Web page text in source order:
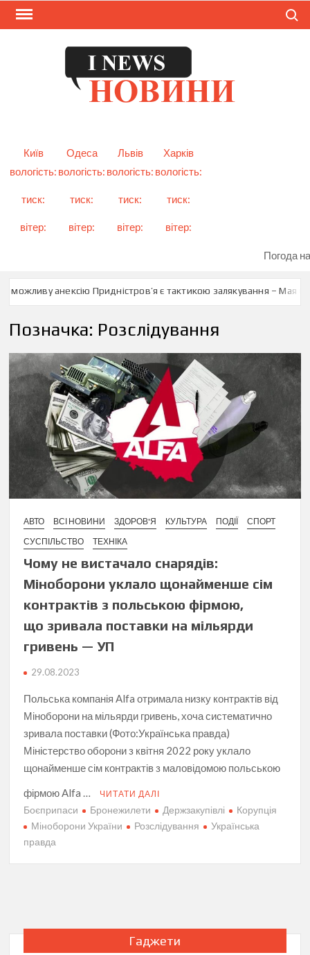
Skip
Київ
Одеса Львів
Харків
вологість:
тиск:
вітер:
вологість:
тиск:
вітер:
вологість:
тиск:
вітер:
вологість:
тиск:
вітер:
Погода
можливу анексію Придністров’я є тактикою залякування – Мая
Позначка: Розслідування
АВТО ВСІ НОВИНИ ЗДОРОВ'Я КУЛЬТУРА ПОДІЇ
СПОРТ
СУСПІЛЬСТВО
ТЕХНІКА
Чому не вистачало снарядів:
Міноборони уклало щонайменше сім
контрактів з польською фірмою,
що зривала поставки на мільярди
гривень — УП
29.08.2023
Польська компанія Alfa отримала низку контрактів від
Міноборони на мільярди гривень, хоча систематично
зривала поставки (Фото:Українська правда)
Міністерство оборони з квітня 2022 року уклало
щонайменше сім контрактів з маловідомою польською
фірмою Alfa …
ЧИТАТИ ДАЛІ
Боєприпаси Бронежилети Держзакупівлі
Корупція
Міноборони України
Розслідування
Українська
правда
Гаджети